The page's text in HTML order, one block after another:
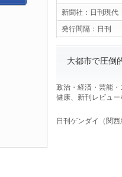
新聞社： 日刊現代
発行間隔： 日刊
大都市で圧倒
政治・経済・芸能・
健康、新刊レビュー
日刊ゲンダイ（関